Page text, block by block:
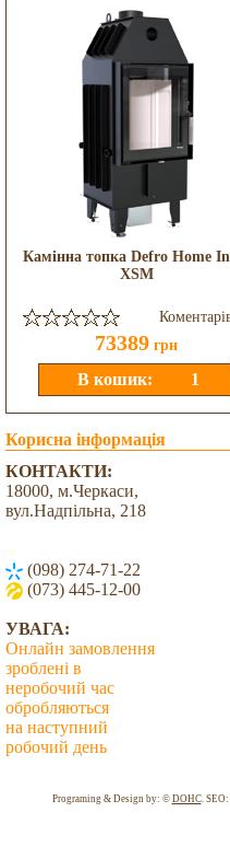
Камінна топка Defro Home
XSM
73389 грн
Корисна інформація
КОНТАКТИ:
18000, м.Черкаси,
вул.Надпільна, 218
(098) 274-71-22
(073) 445-12-00
УВАГА:
Онлайн замовлення
зроблені в
неробочий час
обробляються
на наступний
робочий день
Programing & Design by: © DOHC.